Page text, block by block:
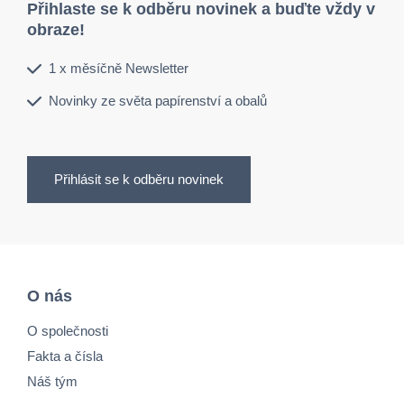
Přihlaste se k odběru novinek a buďte vždy v
obraze!
1 x měsíčně Newsletter
Novinky ze světa papírenství a obalů
Přihlásit se k odběru novinek
O nás
O společnosti
Fakta a čísla
Náš tým